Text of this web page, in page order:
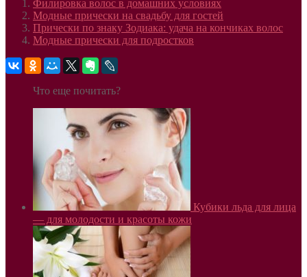
Филировка волос в домашних условиях
Модные прически на свадьбу для гостей
Прически по знаку Зодиака: удача на кончиках волос
Модные прически для подростков
Что еще почитать?
Кубики льда для лица
— для молодости и красоты кожи